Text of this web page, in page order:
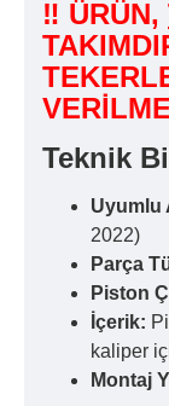
‼ ÜRÜN,
Teknik
Uyumlu
2022)
Parça
Piston
İçerik:
kaliper
Montaj